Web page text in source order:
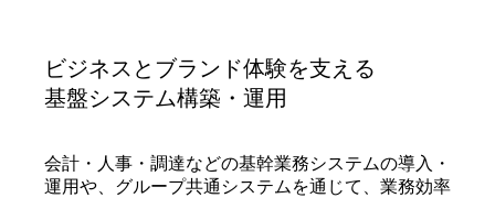
ビジネスとブランド体験を支える
基盤システム構築・運用
会計・人事・調達などの基幹業務システムの導入・
運用や、グループ共通システムを通じて、業務効率